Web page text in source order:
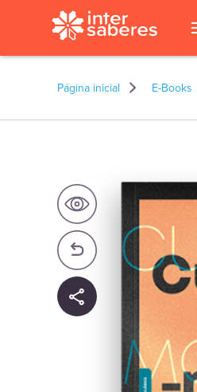
Página inicial E-Books